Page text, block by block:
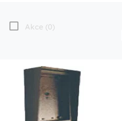
Akce (0)